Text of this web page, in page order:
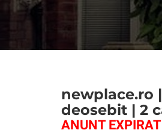
newplace.ro
deosebit | 2
ANUNT EXPIRAT